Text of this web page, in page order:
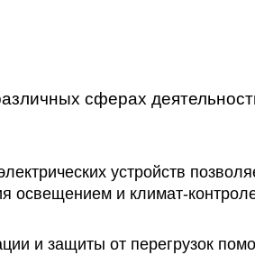
сферах
устройств
освещением и климат-
и защиты от перегрузок